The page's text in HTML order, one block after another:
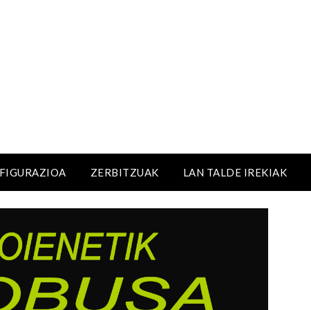
ZERBITZUAK LAN TALDE IREKIAK